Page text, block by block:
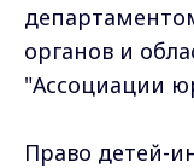
органов и
"Ассоциации
Право детей-